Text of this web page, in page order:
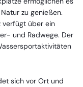
zu genießen.
verfügt über ein
und Radwege. Der
sich vor Ort und